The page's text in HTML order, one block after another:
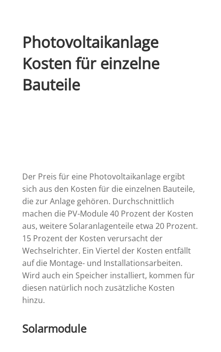
Photovoltaikanlage
Kosten für einzelne
Bauteile
Der Preis für eine Photovoltaikanlage ergibt
sich aus den Kosten für die einzelnen Bauteile,
die zur Anlage gehören. Durchschnittlich
machen die PV-Module 40 Prozent der Kosten
aus, weitere Solaranlagenteile etwa 20 Prozent.
15 Prozent der Kosten verursacht der
Wechselrichter. Ein Viertel der Kosten entfällt
auf die Montage- und Installationsarbeiten.
Wird auch ein Speicher installiert, kommen für
diesen natürlich noch zusätzliche Kosten
hinzu.
Solarmodule